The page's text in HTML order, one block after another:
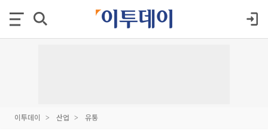
이투데이 산업 유통